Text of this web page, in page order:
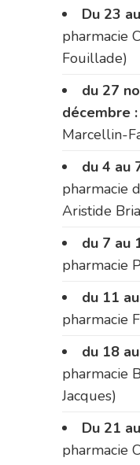
Du 23
pharmacie
Fouillade)
du 27
décembre :
Marcellin-
du 4 au
pharmacie
Aristide
du 7 au
pharmacie
du 11
pharmacie
du 18
pharmacie
Jacques)
Du 21
pharmacie